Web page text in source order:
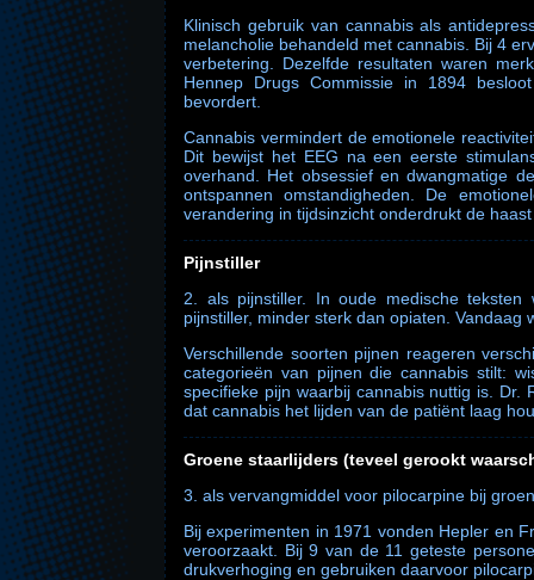
Klinisch gebruik van cannabis als
melancholie behandeld met cannabis. Bij 4
verbetering. Dezelfde resultaten waren
Hennep Drugs Commissie in 1894
bevordert.
Cannabis vermindert de emotionele
Dit bewijst het EEG na een eerste
overhand. Het obsessief en dwangmatige
ontspannen omstandigheden. De
verandering in tijdsinzicht onderdrukt de
Pijnstiller
2. als pijnstiller. In oude medische teksten
pijnstiller, minder sterk dan opiaten.
Verschillende soorten pijnen reageren
categorieën van pijnen die cannabis stilt:
specifieke pijn waarbij cannabis nuttig is. Dr.
dat cannabis het lijden van de patiënt laag
Groene staarlijders (teveel gerookt
3. als vervangmiddel voor pilocarpine bij
Bij experimenten in 1971 vonden Hepler en
veroorzaakt. Bij 9 van de 11 geteste
drukverhoging en gebruiken daarvoor